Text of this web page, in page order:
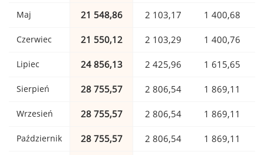
Maj 21 548,86 2 103,17 1 400,68
Czerwiec 21 550,12 2 103,29 1 400,76
Lipiec 24 856,13 2 425,96 1 615,65
Sierpień 28 755,57 2 806,54 1 869,11
Wrzesień 28 755,57 2 806,54 1 869,11
Październik 28 755,57 2 806,54 1 869,11